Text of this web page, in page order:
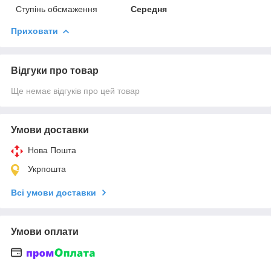
Ступінь обсмаження
Середня
Приховати
Відгуки про товар
Ще немає відгуків про цей товар
Умови доставки
Нова Пошта
Укрпошта
Всі умови доставки
Умови оплати